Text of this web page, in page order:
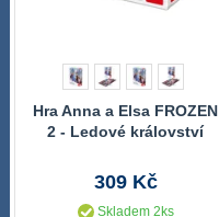
Hra Anna a Elsa FROZEN
2 - Ledové království
309 Kč
Skladem 2ks